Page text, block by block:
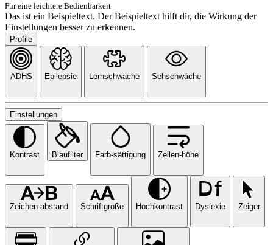
Für eine leichtere Bedienbarkeit
Das ist ein Beispieltext. Der Beispieltext hilft dir, die Wirkung der
Einstellungen besser zu erkennen.
Profile
ADHS Epilepsie Lernschwäche Sehschwäche
Einstellungen
Kontrast Blaufilter Farb-sättigung Zeilen-höhe
Zeichen-abstand Schriftgröße Hochkontrast Dyslexie Zeiger